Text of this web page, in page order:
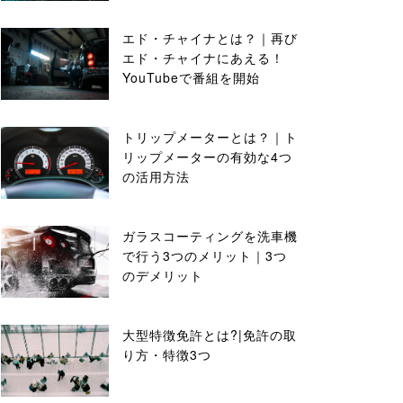
エド・チャイナとは？｜再び
エド・チャイナにあえる！
YouTubeで番組を開始
トリップメーターとは？｜ト
リップメーターの有効な4つ
の活用方法
ガラスコーティングを洗車機
で行う3つのメリット｜3つ
のデメリット
大型特徴免許とは?|免許の取
り方・特徴3つ